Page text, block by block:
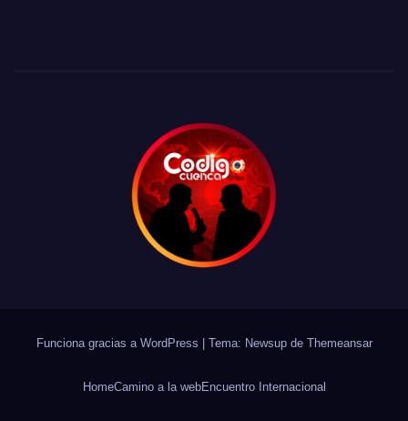
Funciona gracias a WordPress | Tema: Newsup de Themeansar
HomeCamino a la webEncuentro Internacional